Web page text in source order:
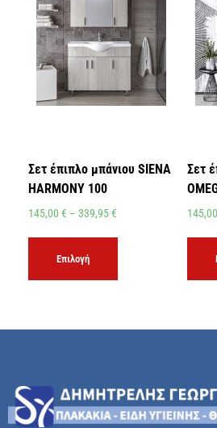
Σετ έπιπλο μπάνιου SIENA
HARMONY 100
145,00 € – 339,95€
Επιλογή
Σετ
145,00